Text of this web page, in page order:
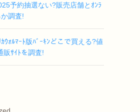
予約抽選ない?販売店舗とｵﾝﾗ
調査!
ｶｳｫﾙﾏｰﾄ版ﾊﾞｰｷﾝどこで買える?値
販ｻｲﾄを調査!